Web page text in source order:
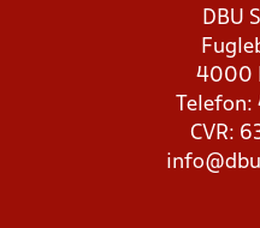
DBU
4000
CVR: